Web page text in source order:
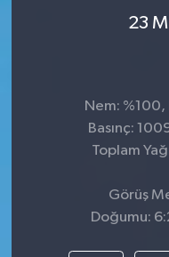
23
Nem: %100,
Basınç:
Toplam
Görüş
Doğumu: